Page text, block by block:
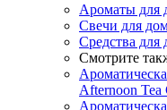
Ароматы для
Свечи для
Средства для
Смотрите
Afternoon Tea